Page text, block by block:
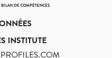
DE COMPÉTENCES
INSTITUTE